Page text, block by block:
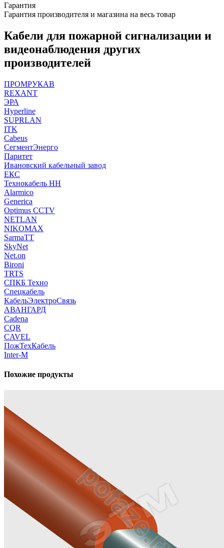
Гарантия
Гарантия производителя и магазина на весь товар
Кабели для пожарной сигнализации и
видеонаблюдения других
производителей
ПРОМРУКАВ
REXANT
ЭРА
Hyperline
SUPRLAN
ITK
Cabeus
СегментЭнерго
Паритет
Ивановский кабельный завод
ЕКС
Технокабель НН
Alarmico
Generica
Optimus CCTV
NETLAN
NIKOMAX
SarmaTT
SkyNet
Net.on
Bironi
TRTS
СПКБ Техно
Спецкабель
КабельЭлектроСвязь
АВАНГАРД
Cadena
CQR
CAVEL
ПожТехКабель
Inter-M
Похожие продукты